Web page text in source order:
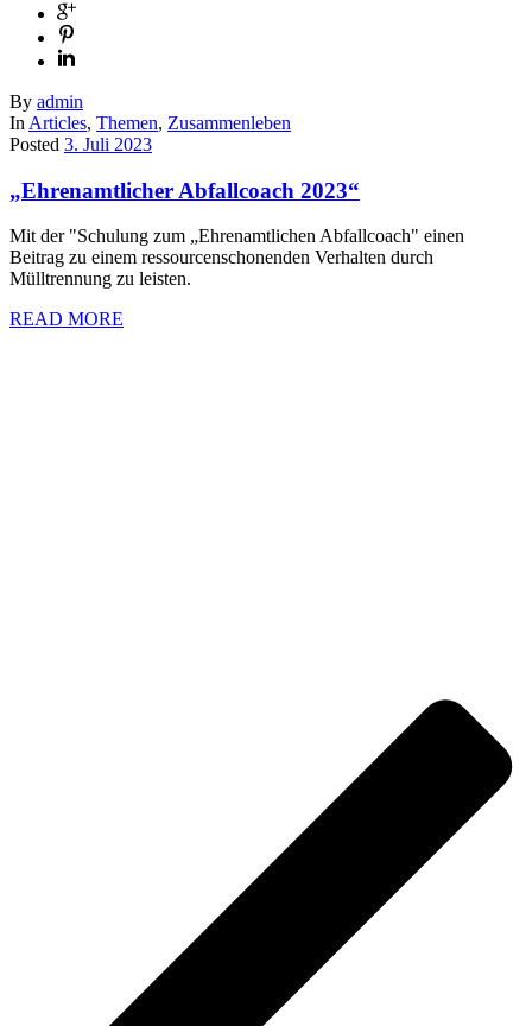
By admin
In Articles, Themen, Zusammenleben
Posted 3. Juli 2023
„Ehrenamtlicher Abfallcoach 2023“
Mit der "Schulung zum „Ehrenamtlichen Abfallcoach" einen
Beitrag zu einem ressourcenschonenden Verhalten durch
Mülltrennung zu leisten.
READ MORE